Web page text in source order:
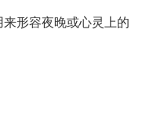
形容夜晚或心灵上的